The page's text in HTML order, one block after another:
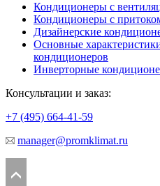
Кондиционеры с
Кондиционеры с
Дизайнерские
Основные
кондиционеров
Инверторные
Консультации и заказ:
+7 (495) 664-41-59
manager@promklimat.ru